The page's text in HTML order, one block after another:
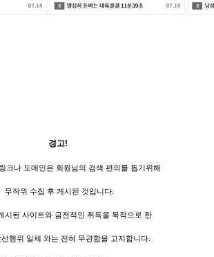
경고!
크나 도메인은 회원님의 검색 편의를 돕기위해
무작위 수집 후 게시된 것입니다.
시된 사이트와 금전적인 취득을 목적으로 한
행위 일체 와는 전혀 무관함을 고지합니다.